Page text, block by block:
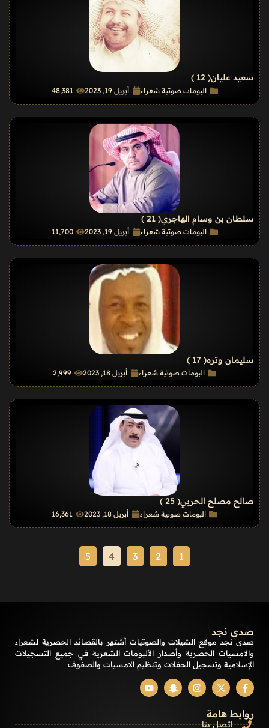
سعيد عليان( 12 )
البومات صوتية شعراء أبريل 19, 2023 48٬381
سلطان بن وسام الهاجري( 21 )
البومات صوتية شعراء أبريل 19, 2023 11٬700
سليمان وتره( 17 )
البومات صوتية شعراء أبريل 18, 2023 2٬999
صالح مصلح الحربي( 25 )
البومات صوتية شعراء أبريل 18, 2023 16٬361
1
2
3
4
5
صدى نجد
صدى نجد موقع الشيلات والصوتيات أشتهر بالقصائد الحصرية لشعراء
والامسيات الحصرية وأصدار الألبومات الشعرية في جميع التسجيلات
الإسلامية وتسجيل الحفلات وتنظيم الامسيات والصفوف
روابط هامة
إتصل بنا